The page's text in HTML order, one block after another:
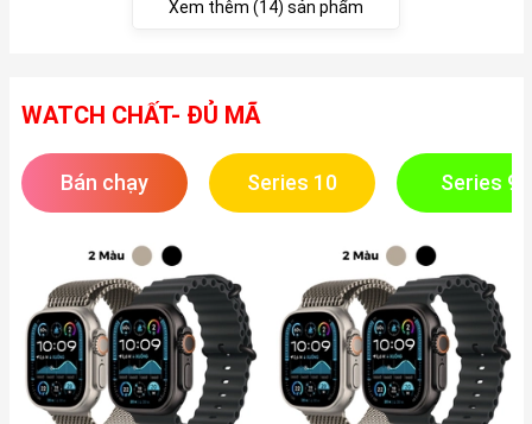
Xem thêm (14) sản phẩm
WATCH CHẤT- ĐỦ MÃ
Bán chạy Series 10 Series 9